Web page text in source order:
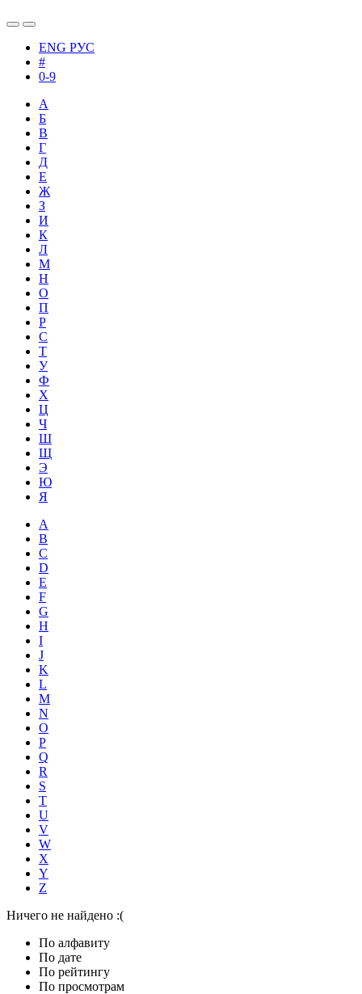
ENG РУС
#
0-9
А
Б
В
Г
Д
Е
Ж
З
И
К
Л
М
Н
О
П
Р
С
Т
У
Ф
Х
Ц
Ч
Ш
Щ
Э
Ю
Я
A
B
C
D
E
F
G
H
I
J
K
L
M
N
O
P
Q
R
S
T
U
V
W
X
Y
Z
Ничего не найдено :(
По алфавиту
По дате
По рейтингу
По просмотрам